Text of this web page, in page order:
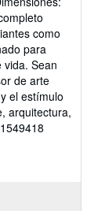
como
para
Sean
de arte
el estímulo
arquitectura,